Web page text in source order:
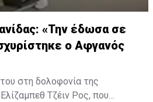
«Την έδωσα σε
ο Αφγανός
στη δολοφονία της
Τζέιν Ρος, που